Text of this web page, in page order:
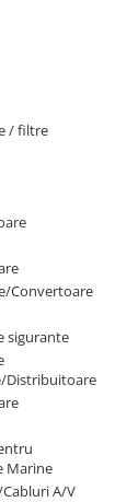
/ filtre
Convertoare
sigurante
Distribuitoare
Marine
A/V